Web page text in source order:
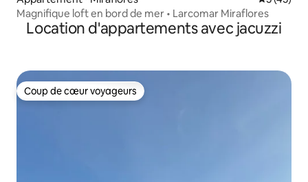
Magnifique loft en bord de mer • Larcomar Miraflores
Location d'appartements avec jacuzzi
Coup de cœur voyageurs
Coup de cœur voyageurs